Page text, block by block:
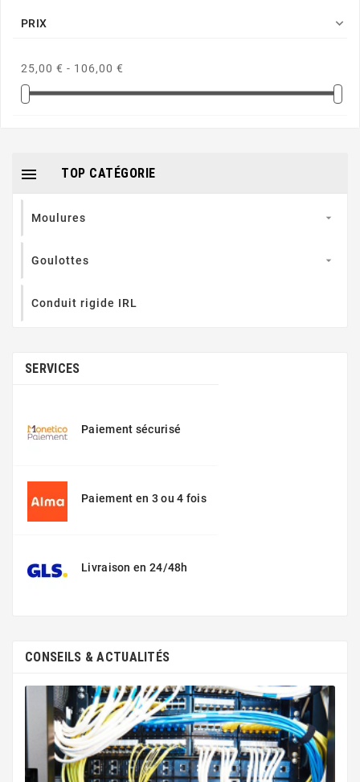
PRIX 
25,00 € - 106,00 €
TOP CATÉGORIE

Moulures 
Goulottes 
Conduit rigide IRL
SERVICES
Paiement sécurisé
Paiement en 3 ou 4 fois
Livraison en 24/48h
CONSEILS & ACTUALITÉS